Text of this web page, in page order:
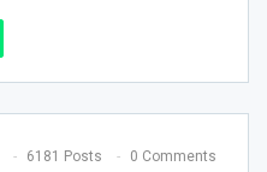
6181 Posts 0 Comments